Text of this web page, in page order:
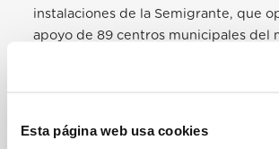
Esta página web usa cookies
instalaciones de la Semigrante, que
apoyo de 89 centros municipales del
para acoger, atender, orientar,
seguimiento y acompañamiento a